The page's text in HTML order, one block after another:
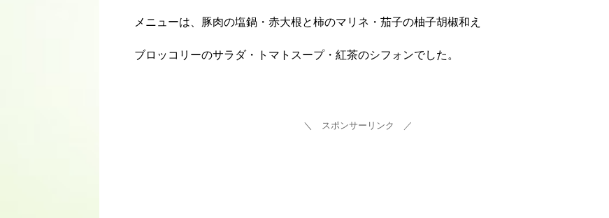
メニューは、豚肉の塩鍋・赤大根と柿のマリネ・茄子の柚子胡椒和え
ブロッコリーのサラダ・トマトスープ・紅茶のシフォンでした。
＼ スポンサーリンク ／